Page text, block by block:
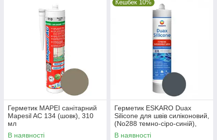
Герметик MAPEI санітарний
Mapesil AC 134 (шовк), 310
мл
В наявності
Кешбек 10%
Герметик ESKARO Duax
Silicone для швів силіконовий,
(No288 темно-сіро-синій),
300 мл
В наявності